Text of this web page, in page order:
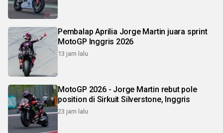
Pembalap Aprilia Jorge Martin juara sprint
MotoGP Inggris 2026
13 jam lalu
MotoGP 2026 - Jorge Martin rebut pole
position di Sirkuit Silverstone, Inggris
23 jam lalu